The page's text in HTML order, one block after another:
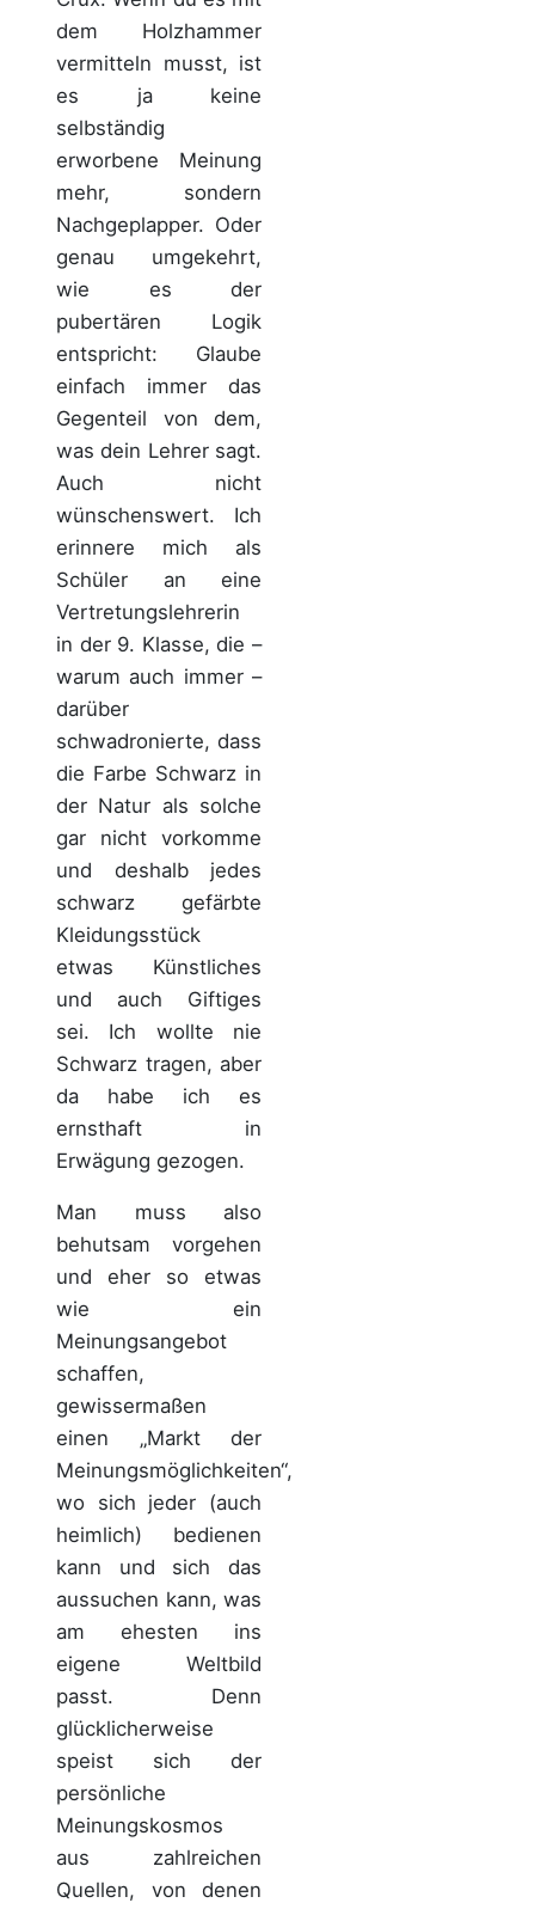
dem Holzhammer
vermitteln musst, ist
es ja keine
selbständig
erworbene Meinung
mehr, sondern
Nachgeplapper. Oder
genau umgekehrt,
wie es der
pubertären Logik
entspricht: Glaube
einfach immer das
Gegenteil von dem,
was dein Lehrer sagt.
Auch nicht
wünschenswert. Ich
erinnere mich als
Schüler an eine
Vertretungslehrerin
in der 9. Klasse, die –
warum auch immer –
darüber
schwadronierte, dass
die Farbe Schwarz in
der Natur als solche
gar nicht vorkomme
und deshalb jedes
schwarz gefärbte
Kleidungsstück
etwas Künstliches
und auch Giftiges
sei. Ich wollte nie
Schwarz tragen, aber
da habe ich es
ernsthaft in
Erwägung gezogen.
Man muss also
behutsam vorgehen
und eher so etwas
wie ein
Meinungsangebot
schaffen,
gewissermaßen
einen „Markt der
Meinungsmöglichkeiten“,
wo sich jeder (auch
heimlich) bedienen
kann und sich das
aussuchen kann, was
am ehesten ins
eigene Weltbild
passt. Denn
glücklicherweise
speist sich der
persönliche
Meinungskosmos
aus zahlreichen
Quellen, von denen